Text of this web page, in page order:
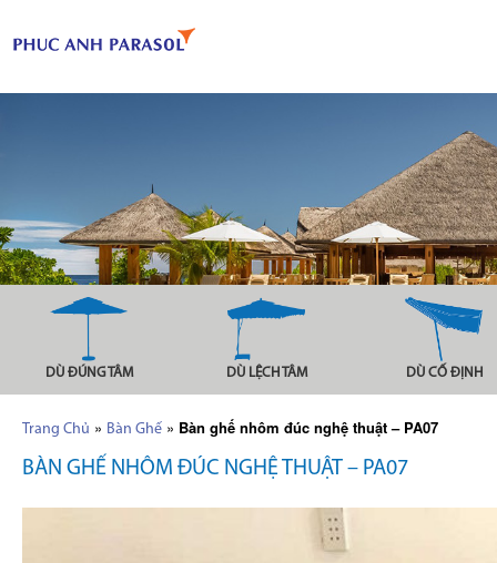
DÙ ĐÚNG TÂM DÙ LỆCH TÂM DÙ CỐ ĐỊNH
Trang Chủ » Bàn Ghế » Bàn ghế nhôm đúc nghệ thuật – PA07
BÀN GHẾ NHÔM ĐÚC NGHỆ THUẬT – PA07